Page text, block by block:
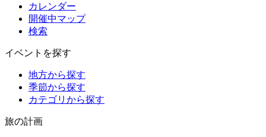
カレンダー
開催中マップ
検索
イベントを探す
地方から探す
季節から探す
カテゴリから探す
旅の計画